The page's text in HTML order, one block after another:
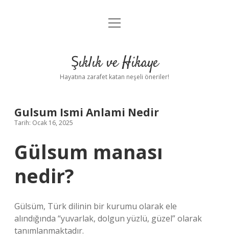
Anasayfa
Yasal Uyarı
menüyü
Şıklık ve Hikaye
Hayatına zarafet katan neşeli öneriler!
Gulsum Ismi Anlami Nedir
Tarih: Ocak 16, 2025
Gülsum manası
nedir?
Gülsüm, Türk dilinin bir kurumu olarak ele
alındığında “yuvarlak, dolgun yüzlü, güzel” olarak
tanımlanmaktadır.